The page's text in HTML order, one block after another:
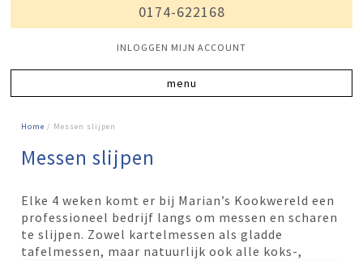
0174-622168
INLOGGEN MIJN ACCOUNT
Home / Messen slijpen
Messen slijpen
Elke 4 weken komt er bij Marian’s Kookwereld een
professioneel bedrijf langs om messen en scharen
te slijpen. Zowel kartelmessen als gladde
tafelmessen, maar natuurlijk ook alle koks-,